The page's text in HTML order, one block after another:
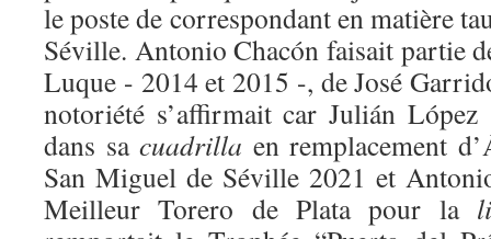
le poste de correspondant en matière
Séville. Antonio Chacón faisait partie
Luque - 2014 et 2015 -, de José
notoriété s’affirmait car Julián
dans sa cuadrilla en remplacement
San Miguel de Séville 2021 et
Meilleur Torero de Plata pour la